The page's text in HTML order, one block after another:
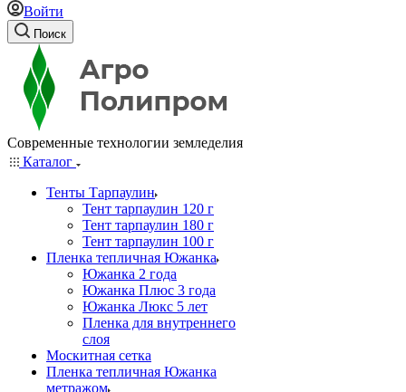
Войти
Поиск
Современные технологии земледелия
Каталог
Тенты Тарпаулин
Тент тарпаулин 120 г
Тент тарпаулин 180 г
Тент тарпаулин 100 г
Пленка тепличная Южанка
Южанка 2 года
Южанка Плюс 3 года
Южанка Люкс 5 лет
Пленка для внутреннего
слоя
Москитная сетка
Пленка тепличная Южанка
метражом